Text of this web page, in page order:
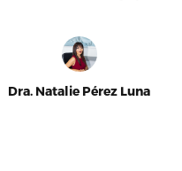
Dra. Natalie Pérez Luna